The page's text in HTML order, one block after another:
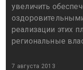
увеличить
реализации этих
региональные
7 августа 2013